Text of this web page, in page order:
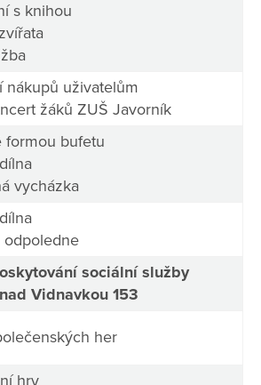
s knihou
nákupů uživatelům
žáků ZUŠ Javorník
formou bufetu
vycházka
odpoledne
sociální služby
Vidnavkou 153
her
hry